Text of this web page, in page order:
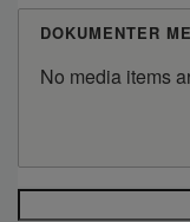
DOKUMENTER
No media items